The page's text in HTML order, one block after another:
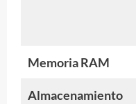
Memoria RAM
Almacenamiento